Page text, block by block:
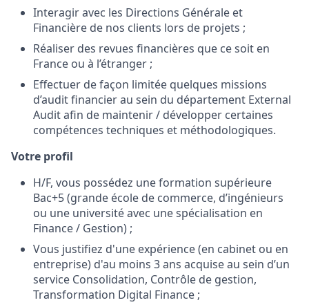
Interagir avec les Directions Générale et
Financière de nos clients lors de projets ;
Réaliser des revues financières que ce soit en
France ou à l’étranger ;
Effectuer de façon limitée quelques missions
d’audit financier au sein du département External
Audit afin de maintenir / développer certaines
compétences techniques et méthodologiques.
Votre profil
H/F, vous possédez une formation supérieure
Bac+5 (grande école de commerce, d’ingénieurs
ou une université avec une spécialisation en
Finance / Gestion) ;
Vous justifiez d'une expérience (en cabinet ou en
entreprise) d'au moins 3 ans acquise au sein d’un
service Consolidation, Contrôle de gestion,
Transformation Digital Finance ;